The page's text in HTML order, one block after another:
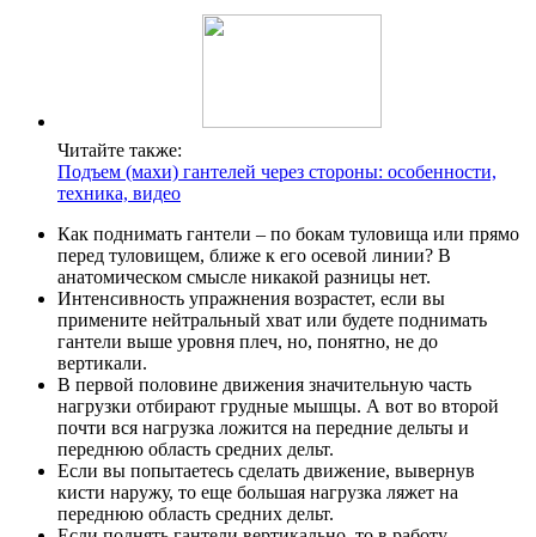
Читайте также:
Подъем (махи) гантелей через стороны: особенности,
техника, видео
Как поднимать гантели – по бокам туловища или прямо
перед туловищем, ближе к его осевой линии? В
анатомическом смысле никакой разницы нет.
Интенсивность упражнения возрастет, если вы
примените нейтральный хват или будете поднимать
гантели выше уровня плеч, но, понятно, не до
вертикали.
В первой половине движения значительную часть
нагрузки отбирают грудные мышцы. А вот во второй
почти вся нагрузка ложится на передние дельты и
переднюю область средних дельт.
Если вы попытаетесь сделать движение, вывернув
кисти наружу, то еще большая нагрузка ляжет на
переднюю область средних дельт.